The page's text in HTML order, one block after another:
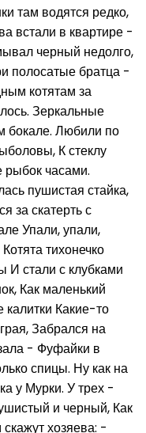
там водятся редко,
встали в квартире -
черный недолго,
полосатые братца -
котятам за
Зеркальные
бокале. Любили по
К стеклу
рыбок часами.
пушистая стайка,
за скатерть с
Упали, упали,
тихонечко
И стали с клубками
Как маленький
Какие-то
Забрался на
- Фуфайки в
спицы. Ну как на
у Мурки. У трех -
и черный, Как
хозяева: -